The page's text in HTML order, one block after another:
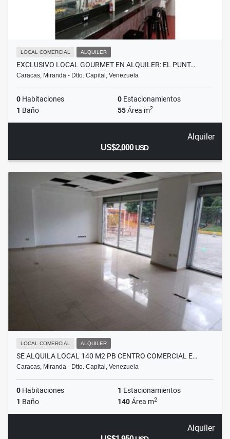
LOCAL COMERCIAL ALQUILER
EXCLUSIVO LOCAL GOURMET EN ALQUILER: EL PUNT…
Caracas, Miranda - Dtto. Capital, Venezuela
0 Habitaciones 0 Estacionamientos
1 Baño 55Área m2
Alquiler
US$2,000USD
LOCAL COMERCIAL ALQUILER
SE ALQUILA LOCAL 140 M2 PB CENTRO COMERCIAL E…
Caracas, Miranda - Dtto. Capital, Venezuela
0 Habitaciones 1 Estacionamientos
1 Baño 140Área m2
Alquiler